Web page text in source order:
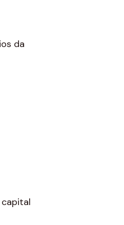
da